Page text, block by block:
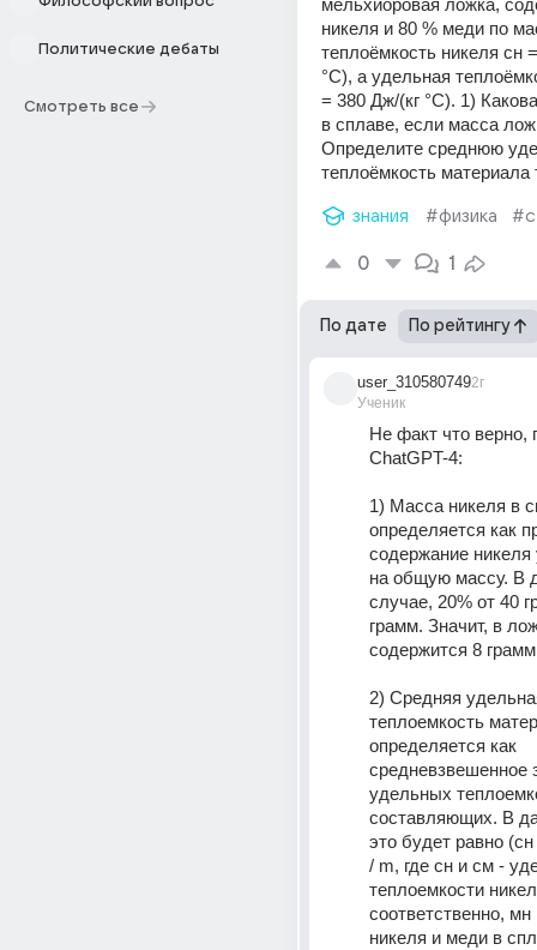
Политические дебаты
Смотреть все
мельхиоровая ложка,
никеля и 80 % меди по
теплоёмкость никеля сн
°С), а удельная
= 380 Дж/(кг °С). 1)
в сплаве, если масса
Определите среднюю
теплоёмкость материала
знания #физика
0 1
По дате По рейтингу
user_310580749
Ученик
2г
Не факт что верно,
ChatGPT-4:
1) Масса никеля в
определяется как
содержание
на общую массу. В
случае, 20% от 40
грамм. Значит, в
содержится 8
2) Средняя
теплоемкость
определяется как
средневзвешенное
удельных
составляющих. В
это будет равно
/ m, где сн и см -
теплоемкости
соответственно,
никеля и меди в